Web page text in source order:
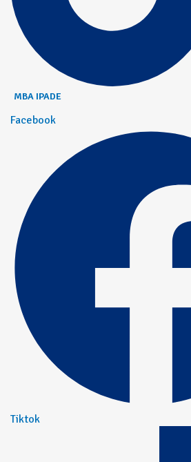
MBA IPADE
Facebook
Tiktok